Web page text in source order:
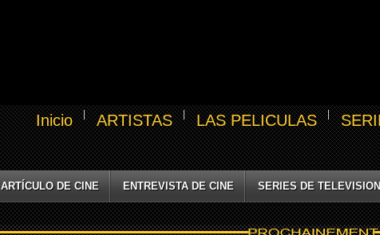
Inicio ARTISTAS LAS PELICULAS
ARTÍCULO DE CINE ENTREVISTA DE CINE SERIES DE TELEVISION